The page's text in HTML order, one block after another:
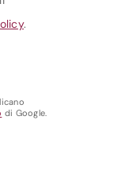
.
di Google.